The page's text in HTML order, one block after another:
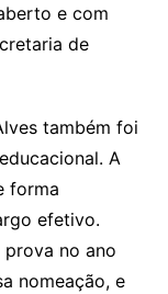
e com
de
também foi
A
forma
efetivo.
prova no ano
nomeação, e